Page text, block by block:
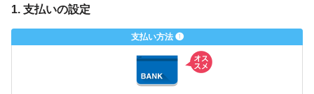
1. 支払いの設定
支払い方法 ❶